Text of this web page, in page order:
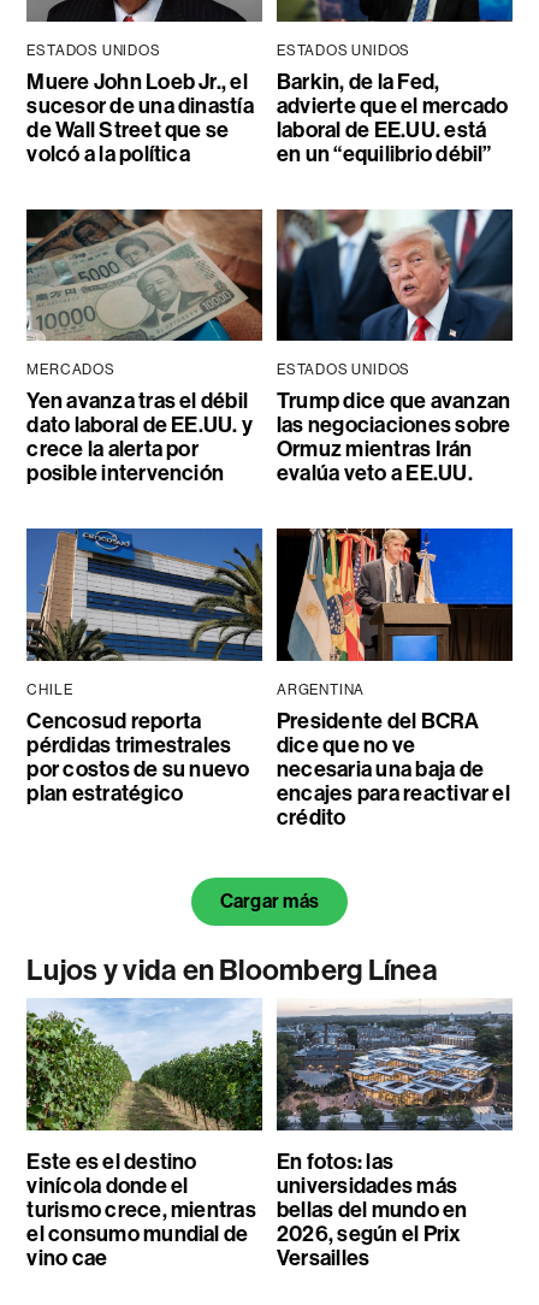
ESTADOS UNIDOS
Muere John Loeb Jr., el
sucesor de una dinastía
de Wall Street que se
volcó a la política
ESTADOS UNIDOS
Barkin, de la Fed,
advierte que el mercado
laboral de EE.UU. está
en un “equilibrio débil”
MERCADOS
Yen avanza tras el débil
dato laboral de EE.UU. y
crece la alerta por
posible intervención
ESTADOS UNIDOS
Trump dice que avanzan
las negociaciones sobre
Ormuz mientras Irán
evalúa veto a EE.UU.
CHILE
Cencosud reporta
pérdidas trimestrales
por costos de su nuevo
plan estratégico
ARGENTINA
Presidente del BCRA
dice que no ve
necesaria una baja de
encajes para reactivar el
crédito
Cargar más
Lujos y vida en Bloomberg Línea
Este es el destino
vinícola donde el
turismo crece, mientras
el consumo mundial de
vino cae
En fotos: las
universidades más
bellas del mundo en
2026, según el Prix
Versailles